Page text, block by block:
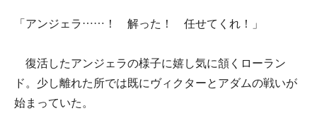
「アンジェラ……！ 解った！ 任せてくれ！」
復活したアンジェラの様子に嬉し気に頷くローラン
ド。少し離れた所では既にヴィクターとアダムの戦いが
始まっていた。